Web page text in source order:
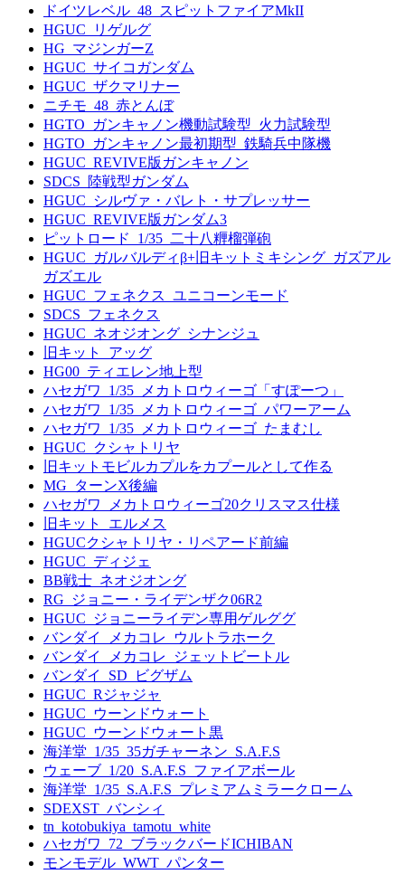
ドイツレベル_48_スピットファイアMkII
HGUC_リゲルグ
HG_マジンガーZ
HGUC_サイコガンダム
HGUC_ザクマリナー
ニチモ_48_赤とんぼ
HGTO_ガンキャノン機動試験型_火力試験型
HGTO_ガンキャノン最初期型_鉄騎兵中隊機
HGUC_REVIVE版ガンキャノン
SDCS_陸戦型ガンダム
HGUC_シルヴァ・バレト・サプレッサー
HGUC_REVIVE版ガンダム3
ピットロード_1/35_二十八糎榴弾砲
HGUC_ガルバルディβ+旧キットミキシング_ガズアル
ガズエル
HGUC_フェネクス_ユニコーンモード
SDCS_フェネクス
HGUC_ネオジオング_シナンジュ
旧キット_アッグ
HG00_ティエレン地上型
ハセガワ_1/35_メカトロウィーゴ「すぽーつ」
ハセガワ_1/35_メカトロウィーゴ_パワーアーム
ハセガワ_1/35_メカトロウィーゴ_たまむし
HGUC_クシャトリヤ
旧キットモビルカプルをカプールとして作る
MG_ターンX後編
ハセガワ_メカトロウィーゴ20クリスマス仕様
旧キット_エルメス
HGUCクシャトリヤ・リペアード前編
HGUC_ディジェ
BB戦士_ネオジオング
RG_ジョニー・ライデンザク06R2
HGUC_ジョニーライデン専用ゲルググ
バンダイ_メカコレ_ウルトラホーク
バンダイ_メカコレ_ジェットビートル
バンダイ_SD_ビグザム
HGUC_Rジャジャ
HGUC_ウーンドウォート
HGUC_ウーンドウォート黒
海洋堂_1/35_35ガチャーネン_S.A.F.S
ウェーブ_1/20_S.A.F.S_ファイアボール
海洋堂_1/35_S.A.F.S_プレミアムミラークローム
SDEXST_バンシィ
tn_kotobukiya_tamotu_white
ハセガワ_72_ブラックバードICHIBAN
モンモデル_WWT_パンター